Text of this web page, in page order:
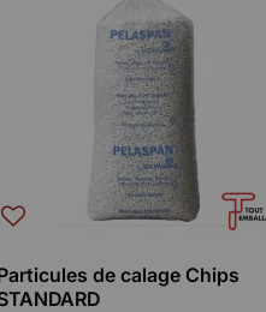
de calage Chips